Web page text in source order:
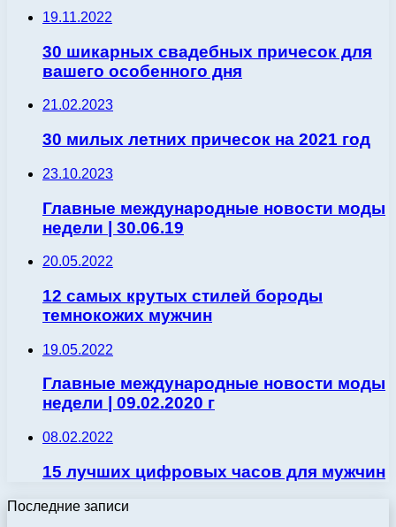
19.11.2022
30 шикарных свадебных причесок для
вашего особенного дня
21.02.2023
30 милых летних причесок на 2021 год
23.10.2023
Главные международные новости моды
недели | 30.06.19
20.05.2022
12 самых крутых стилей бороды
темнокожих мужчин
19.05.2022
Главные международные новости моды
недели | 09.02.2020 г
08.02.2022
15 лучших цифровых часов для мужчин
Последние записи